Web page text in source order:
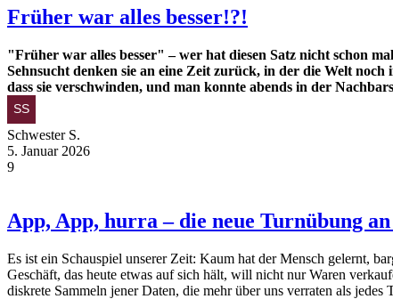
Früher war alles besser!?!
"Früher war alles besser" – wer hat diesen Satz nicht schon
Sehnsucht denken sie an eine Zeit zurück, in der die Welt
dass sie verschwinden, und man konnte abends in der
Schwester S.
5. Januar 2026
9
App, App, hurra – die neue Turnübung
Es ist ein Schauspiel unserer Zeit: Kaum hat der Mensch gelernt,
Geschäft, das heute etwas auf sich hält, will nicht nur Waren
diskrete Sammeln jener Daten, die mehr über uns verraten als jedes